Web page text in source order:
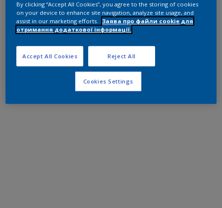
By clicking “Accept All Cookies”, you agree to the storing of cookies
on your device to enhance site navigation, analyze site usage, and
assist in our marketing efforts.
Заява про файли cookie для
отримання додаткової інформації.
Reject All
Accept All Cookies
Cookies Settings